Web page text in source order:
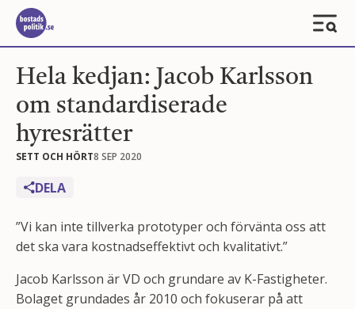
Hela kedjan: Jacob Karlsson
om standardiserade
hyresrätter
SETT OCH HÖRT8 SEP 2020
DELA
”Vi kan inte tillverka prototyper och förvänta oss att
det ska vara kostnadseffektivt och kvalitativt.”
Jacob Karlsson är VD och grundare av K-Fastigheter.
Bolaget grundades år 2010 och fokuserar på att